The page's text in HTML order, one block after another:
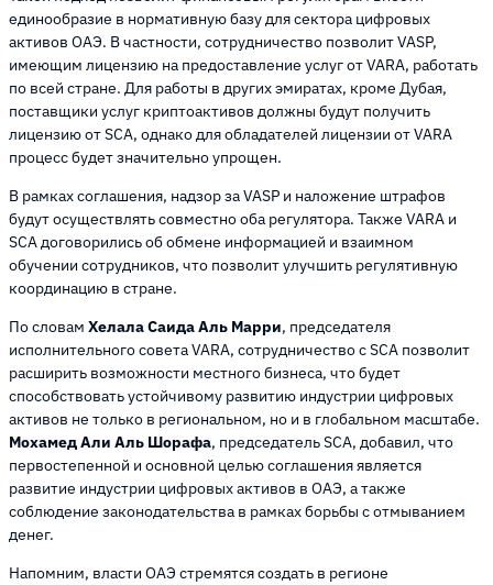
единообразие в нормативную базу для сектора цифровых
активов ОАЭ. В частности, сотрудничество позволит VASP,
имеющим лицензию на предоставление услуг от VARA, работать
по всей стране. Для работы в других эмиратах, кроме Дубая,
поставщики услуг криптоактивов должны будут получить
лицензию от SCA, однако для обладателей лицензии от VARA
процесс будет значительно упрощен.
В рамках соглашения, надзор за VASP и наложение штрафов
будут осуществлять совместно оба регулятора. Также VARA и
SCA договорились об обмене информацией и взаимном
обучении сотрудников, что позволит улучшить регулятивную
координацию в стране.
По словам Хелала Саида Аль Марри, председателя
исполнительного совета VARA, сотрудничество с SCA позволит
расширить возможности местного бизнеса, что будет
способствовать устойчивому развитию индустрии цифровых
активов не только в региональном, но и в глобальном масштабе.
Мохамед Али Аль Шорафа, председатель SCA, добавил, что
первостепенной и основной целью соглашения является
развитие индустрии цифровых активов в ОАЭ, а также
соблюдение законодательства в рамках борьбы с отмыванием
денег.
Напомним, власти ОАЭ стремятся создать в регионе